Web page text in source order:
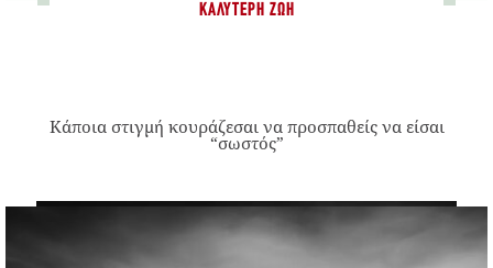
ΚΑΛΎΤΕΡΗ ΖΩΉ
Κάποια στιγμή κουράζεσαι να προσπαθείς να είσαι
“σωστός”